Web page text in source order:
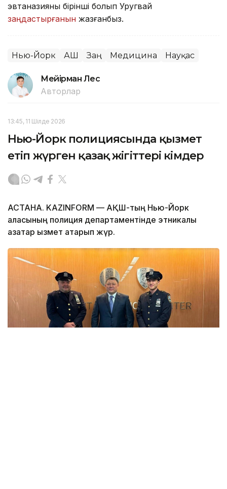
эвтаназияны бірінші болып Уругвай
заңдастырғанын жазғанбыз.
Нью-Йорк АҚШ Заң Медицина Науқас
Мейірман Лес
Авторлар
13:45, 11 Шілде 2026
Нью-Йорк полициясында қызмет
етіп жүрген қазақ жігіттері кімдер
АСТАНА. KAZINFORM — АҚШ-тың Нью-Йорк
қаласының полиция департаментінде этникалық
қазақтар қызмет атқарып жүр.